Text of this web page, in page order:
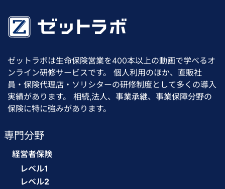
ゼットラボは生命保険営業を400本以上の動画で学べるオ
ンライン研修サービスです。 個人利用のほか、直販社
員・保険代理店・ソリシターの研修制度として多くの導入
実績があります。 相続,法人、事業承継、事業保障分野の
保険に特に強みがあります。
専門分野
経営者保険
レベル1
レベル2